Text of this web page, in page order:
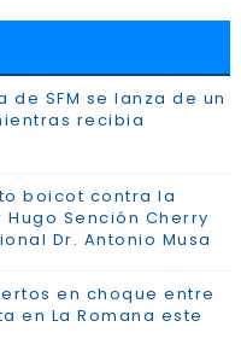
de SFM se lanza de un
recibia
boicot contra la
Sención Cherry
Dr. Antonio Musa
en choque entre
en La Romana este